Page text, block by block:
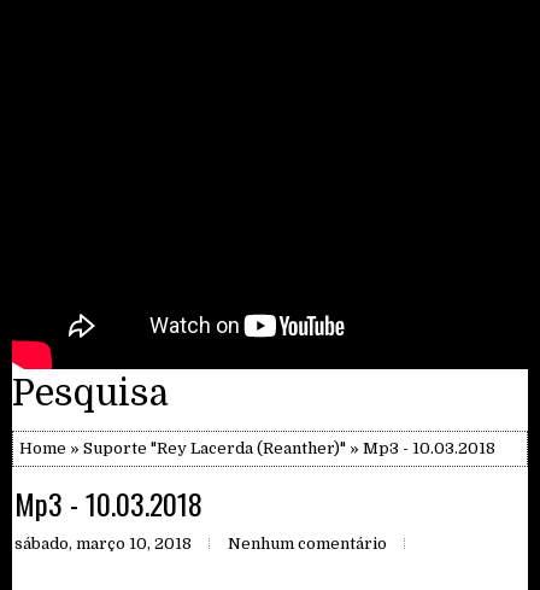
Pesquisa
Home » Suporte "Rey Lacerda (Reanther)" » Mp3 - 10.03.2018
Mp3 - 10.03.2018
sábado, março 10, 2018 Nenhum comentário